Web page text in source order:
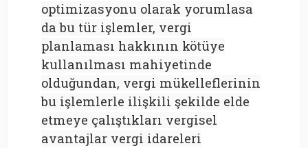
optimizasyonu olarak yorumlasa
da bu tür işlemler, vergi
planlaması hakkının kötüye
kullanılması mahiyetinde
olduğundan, vergi mükelleflerinin
bu işlemlerle ilişkili şekilde elde
etmeye çalıştıkları vergisel
avantajlar vergi idareleri